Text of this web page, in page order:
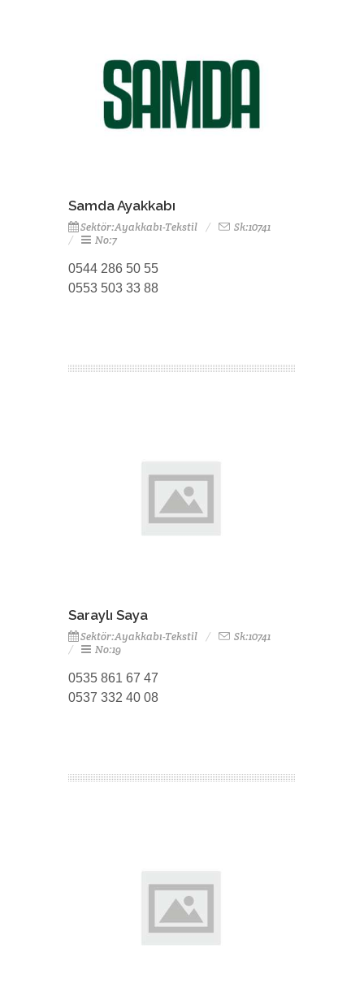
Samda Ayakkabı
Sektör:Ayakkabı-Tekstil
Sk:10741
No:7
0544 286 50 55
0553 503 33 88
Saraylı Saya
Sektör:Ayakkabı-Tekstil
Sk:10741
No:19
0535 861 67 47
0537 332 40 08